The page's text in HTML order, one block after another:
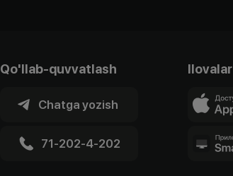
Qo'llab-quvvatlash
Chatga yozish
71-202-4-202
Ilovalar